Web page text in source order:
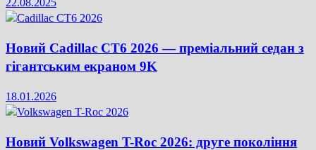
22.08.2025
Новий Cadillac CT6 2026 — преміальний седан з
гігантським екраном 9K
18.01.2026
Новий Volkswagen T-Roc 2026: друге покоління